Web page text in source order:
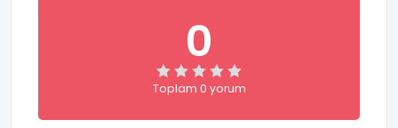
0
Toplam 0 yorum